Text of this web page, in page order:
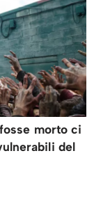
morto ci
del